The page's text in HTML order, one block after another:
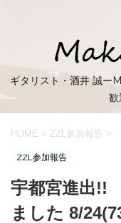
ギタリスト・酒井 誠
歓
HOME > ZZL参加報告 >
ZZL参加報告
宇都宮進出!!
ました 8/